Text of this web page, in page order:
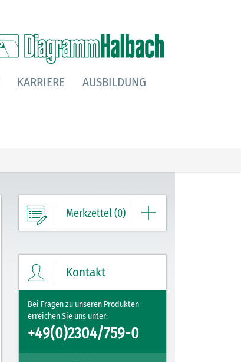
KARRIERE AUSBILDUNG
Merkzettel (0)
Einträge.
ZUM MERKZETTEL
Kontakt
Bei Fragen zu unseren Produkten
erreichen Sie uns unter:
+49(0)2304/759-0